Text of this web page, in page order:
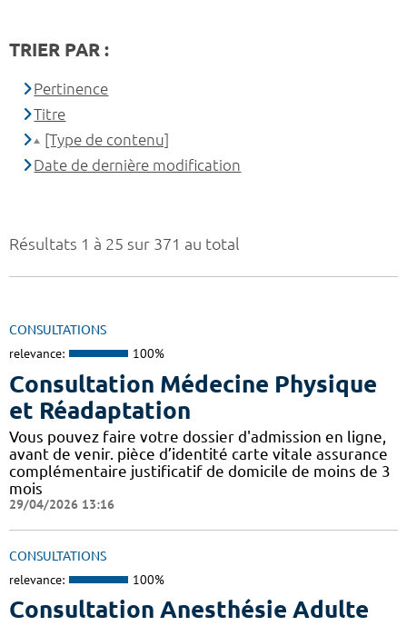
Résultats 1 à 25 sur 371 au total
CONSULTATIONS
relevance: 100%
Consultation Médecine Physique
et Réadaptation
Vous pouvez faire votre dossier d'admission en ligne,
avant de venir. pièce d’identité carte vitale assurance
complémentaire justificatif de domicile de moins de 3
mois
29/04/2026 13:16
CONSULTATIONS
relevance: 100%
Consultation Anesthésie Adulte
TRIER PAR :
Pertinence
Titre
[Type de contenu]
Date de dernière modification